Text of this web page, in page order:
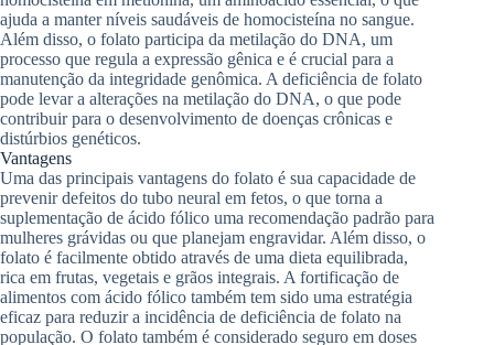
ajuda a manter níveis saudáveis de homocisteína no sangue.
Além disso, o folato participa da metilação do DNA, um
processo que regula a expressão gênica e é crucial para a
manutenção da integridade genômica. A deficiência de folato
pode levar a alterações na metilação do DNA, o que pode
contribuir para o desenvolvimento de doenças crônicas e
distúrbios genéticos.
Vantagens
Uma das principais vantagens do folato é sua capacidade de
prevenir defeitos do tubo neural em fetos, o que torna a
suplementação de ácido fólico uma recomendação padrão para
mulheres grávidas ou que planejam engravidar. Além disso, o
folato é facilmente obtido através de uma dieta equilibrada,
rica em frutas, vegetais e grãos integrais. A fortificação de
alimentos com ácido fólico também tem sido uma estratégia
eficaz para reduzir a incidência de deficiência de folato na
população. O folato também é considerado seguro em doses